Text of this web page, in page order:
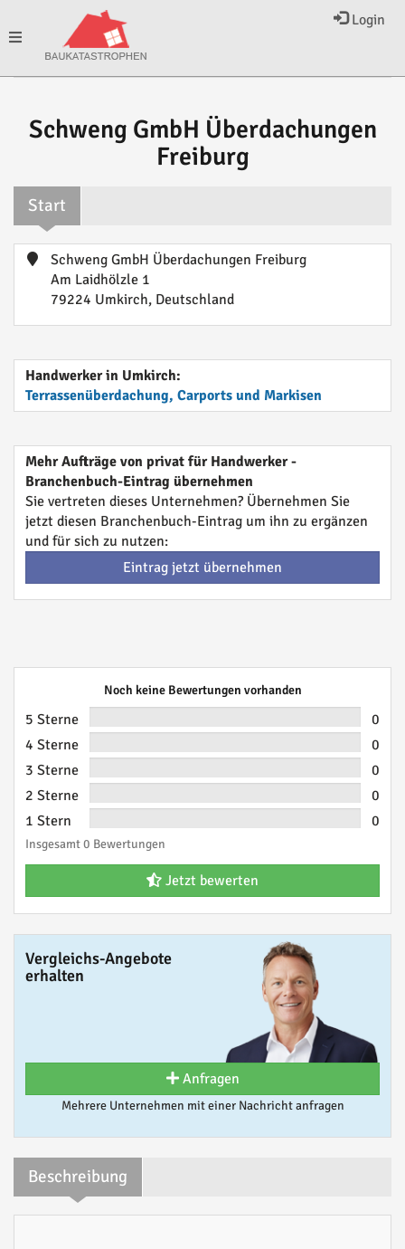
Login
Toggle
Schweng GmbH Überdachungen
Freiburg
Start
Schweng GmbH Überdachungen Freiburg
Am Laidhölzle 1
79224 Umkirch, Deutschland
Handwerker in Umkirch:
Terrassenüberdachung, Carports und Markisen
Mehr Aufträge von privat für Handwerker -
Branchenbuch-Eintrag übernehmen
Sie vertreten dieses Unternehmen? Übernehmen Sie
jetzt diesen Branchenbuch-Eintrag um ihn zu ergänzen
und für sich zu nutzen:
Eintrag jetzt übernehmen
Noch keine Bewertungen vorhanden
5 Sterne
0
4 Sterne
0
3 Sterne
0
2 Sterne
0
1 Stern
0
Insgesamt 0 Bewertungen
Jetzt bewerten
Vergleichs-Angebote
erhalten
Anfragen
Mehrere Unternehmen mit einer Nachricht anfragen
Beschreibung